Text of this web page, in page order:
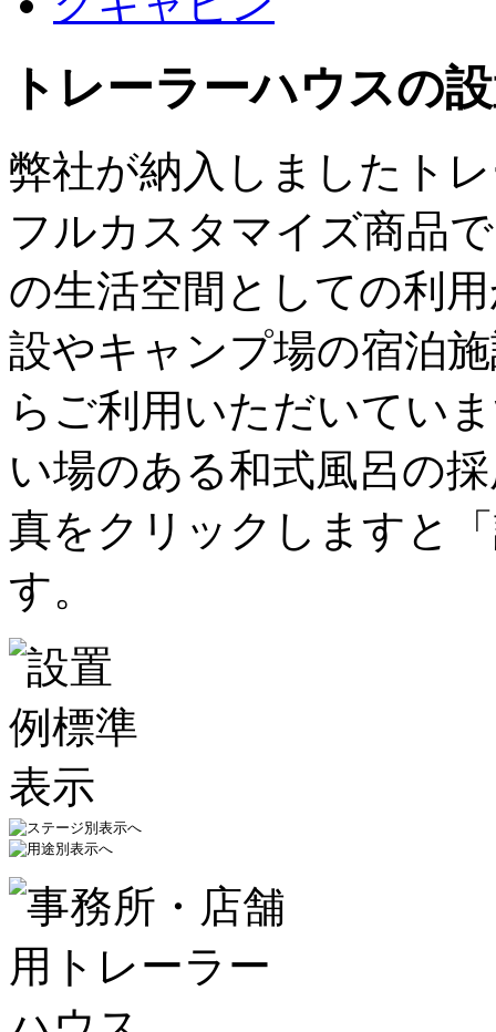
トレーラーハウスの
弊社が納入しましたト
フルカスタマイズ商品
の生活空間としての利
設やキャンプ場の宿泊
らご利用いただいてい
い場のある和式風呂の
真をクリックしますと
す。